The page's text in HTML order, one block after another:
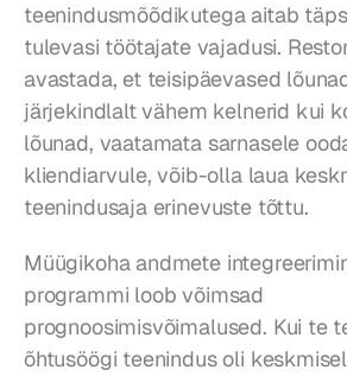
teenindusmõõdikutega aitab
tulevasi töötajate vajadusi.
avastada, et teisipäevased
järjekindlalt vähem kelnerid kui
lõunad, vaatamata sarnasele
kliendiarvule, võib-olla laua
teenindusaja erinevuste tõttu.
Müügikoha andmete
programmi loob võimsad
prognoosimisvõimalused. Kui te
õhtusöögi teenindus oli